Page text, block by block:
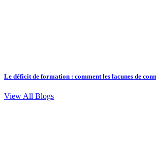
Le déficit de formation : comment les lacunes de
View All Blogs